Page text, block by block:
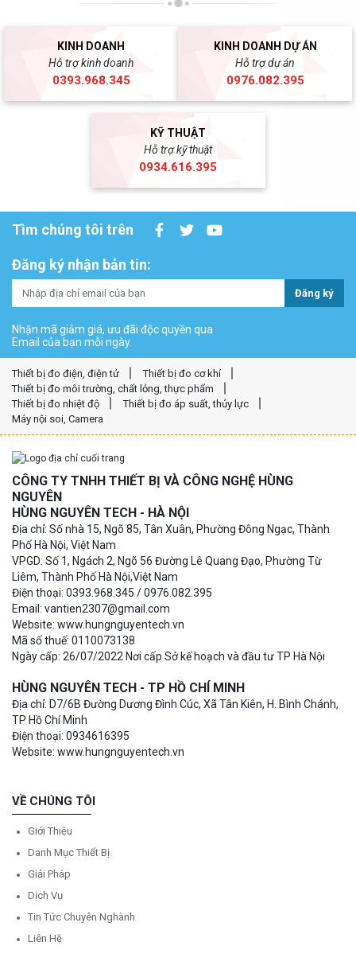
KINH DOANH
Hỗ trợ kinh doanh
0393.968.345
KINH DOANH DỰ ÁN
Hỗ trợ dự án
0976.082.395
KỸ THUẬT
Hỗ trợ kỹ thuật
0934.616.395
Tìm chúng tôi trên
Đăng ký nhận bản tin:
Đăng ký
Nhận mã giảm giá, ưu đãi độc quyền qua
Email của bạn mỗi ngày.
Thiết bị đo điện, điện tử
Thiết bị đo cơ khí
Thiết bị đo môi trường, chất lỏng, thực phẩm
Thiết bị đo nhiệt độ
Thiết bị đo áp suất, thủy lực
Máy nội soi, Camera
CÔNG TY TNHH THIẾT BỊ VÀ CÔNG NGHỆ HÙNG
NGUYÊN
HÙNG NGUYÊN TECH - HÀ NỘI
Địa chỉ: Số nhà 15, Ngõ 85, Tân Xuân, Phường Đông Ngạc, Thành
Phố Hà Nội, Việt Nam
VPGD: Số 1, Ngách 2, Ngõ 56 Đường Lê Quang Đạo, Phường Từ
Liêm, Thành Phố Hà Nội,Việt Nam
Điện thoại: 0393.968.345 / 0976.082.395
Email: vantien2307@gmail.com
Website: www.hungnguyentech.vn
Mã số thuế: 0110073138
Ngày cấp: 26/07/2022 Nơi cấp Sở kế hoạch và đầu tư TP Hà Nội
HÙNG NGUYÊN TECH - TP HỒ CHÍ MINH
Địa chỉ: D7/6B Đường Dương Đình Cúc, Xã Tân Kiên, H. Bình Chánh,
TP Hồ Chí Minh
Điện thoại: 0934616395
Website: www.hungnguyentech.vn
VỀ CHÚNG TÔI
Giới Thiệu
Danh Mục Thiết Bị
Giải Pháp
Dịch Vụ
Tin Tức Chuyên Nghành
Liên Hệ